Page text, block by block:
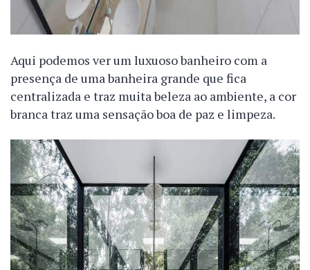
Aqui podemos ver um luxuoso banheiro com a
presença de uma banheira grande que fica
centralizada e traz muita beleza ao ambiente, a cor
branca traz uma sensação boa de paz e limpeza.